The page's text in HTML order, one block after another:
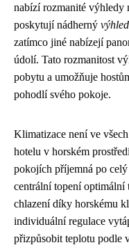
nabízí rozmanité výhledy
poskytují nádherný
zatímco jiné nabízejí
údolí. Tato rozmanitost
pobytu a umožňuje
pohodlí svého pokoje.
Klimatizace není ve
hotelu v horském
pokojích příjemná po
centrální topení optimální
chlazení díky horskému
individuální regulace
přizpůsobit teplotu podle